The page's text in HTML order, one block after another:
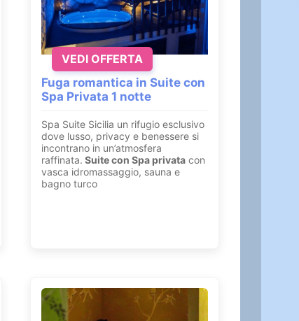
Fuga romantica in Suite con
Spa Privata 1 notte
Spa Suite Sicilia un rifugio esclusivo
dove lusso, privacy e benessere si
incontrano in un’atmosfera
raffinata. Suite con Spa privata con
vasca idromassaggio, sauna e
bagno turco
VEDI OFFERTA